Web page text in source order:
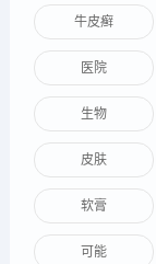
牛皮癣
医院
生物
皮肤
软膏
可能